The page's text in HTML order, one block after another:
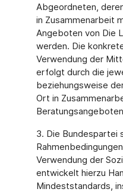
Abgeordneten,
in Zusammenarbeit
Angeboten von Die
werden. Die
Verwendung der
erfolgt durch die
beziehungsweise
Ort in
3. Die Bundespartei
Verwendung der
entwickelt hierzu
Mindeststandards,